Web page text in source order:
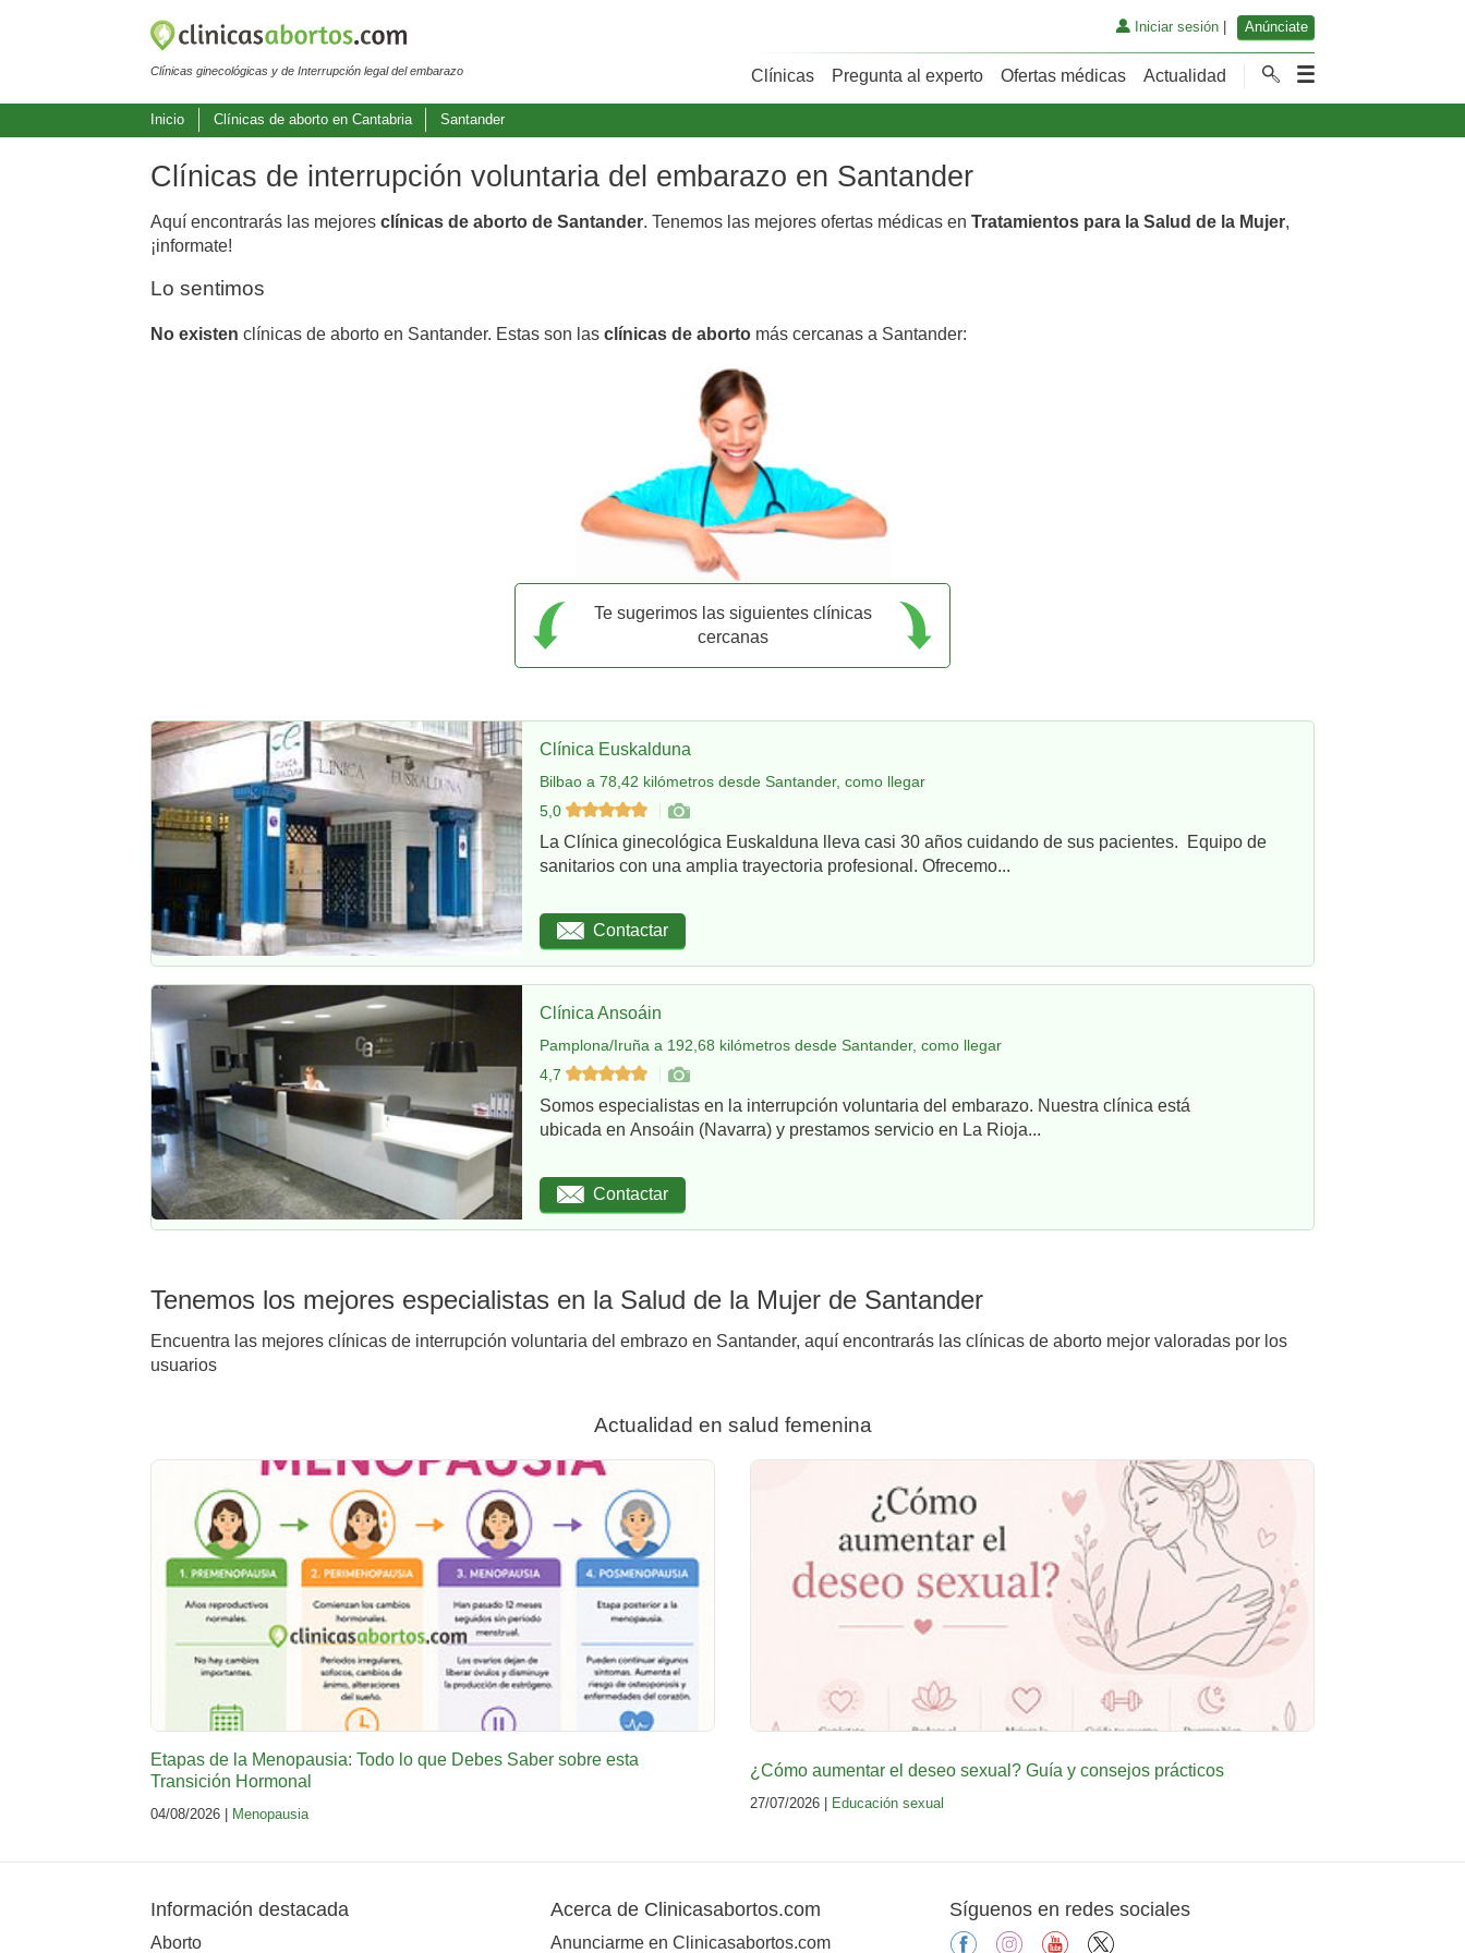
Clínicas ginecológicas y de Interrupción legal del embarazo
Iniciar sesión| Anúnciate
Clínicas Pregunta al experto Ofertas médicas Actualidad
Inicio Clínicas de aborto en Cantabria Santander
Clínicas de interrupción voluntaria del embarazo en Santander
Aquí encontrarás las mejores clínicas de aborto de Santander. Tenemos las mejores ofertas médicas en Tratamientos para la Salud de la Mujer,
¡informate!
Lo sentimos
No existen clínicas de aborto en Santander. Estas son las clínicas de aborto más cercanas a Santander:
Te sugerimos las siguientes clínicas
cercanas
Clínica Euskalduna
Bilbao a 78,42 kilómetros desde Santander, como llegar
5,0
La Clínica ginecológica Euskalduna lleva casi 30 años cuidando de sus pacientes. Equipo de
sanitarios con una amplia trayectoria profesional. Ofrecemo...
Contactar
Clínica Ansoáin
Pamplona/Iruña a 192,68 kilómetros desde Santander, como llegar
4,7
Somos especialistas en la interrupción voluntaria del embarazo. Nuestra clínica está
ubicada en Ansoáin (Navarra) y prestamos servicio en La Rioja...
Contactar
Tenemos los mejores especialistas en la Salud de la Mujer de Santander
Encuentra las mejores clínicas de interrupción voluntaria del embrazo en Santander, aquí encontrarás las clínicas de aborto mejor valoradas por los
usuarios
Actualidad en salud femenina
Etapas de la Menopausia: Todo lo que Debes Saber sobre esta
Transición Hormonal
04/08/2026 | Menopausia
¿Cómo aumentar el deseo sexual? Guía y consejos prácticos
27/07/2026 | Educación sexual
Información destacada
Aborto
Acerca de Clinicasabortos.com
Anunciarme en Clinicasabortos.com
Síguenos en redes sociales
facebookinstagramyoutube